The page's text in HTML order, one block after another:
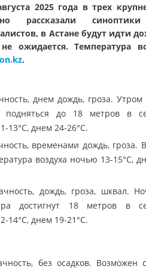
2025 года в трех
рассказали
в Астане будут идти
ожидается. Температура
.
днем дождь, гроза. Утром
до 18 метров в
13°C, днем 24-26°C.
временами дождь, гроза.
воздуха ночью 13-15°C,
дождь, гроза, шквал.
достигнут 18 метров в
14°C, днем 19-21°C.
без осадков. Возможен